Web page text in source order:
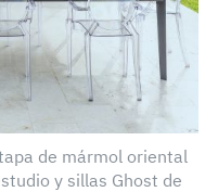
de mármol oriental
y sillas Ghost de